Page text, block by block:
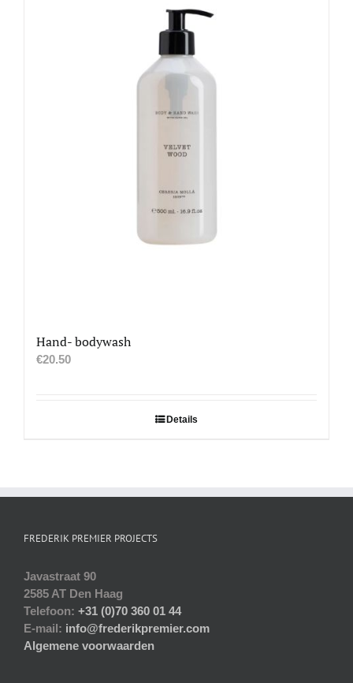
Hand- bodywash
€20.50
Details
FREDERIK PREMIER PROJECTS
Javastraat 90
2585 AT Den Haag
Telefoon: +31 (0)70 360 01 44
E-mail: info@frederikpremier.com
Algemene voorwaarden